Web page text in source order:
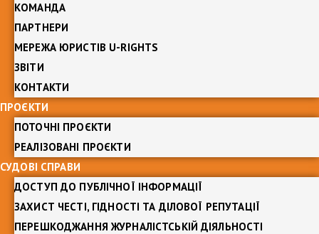
КОМАНДА
ПАРТНЕРИ
МЕРЕЖА ЮРИСТІВ U-RIGHTS
ЗВІТИ
КОНТАКТИ
ПРОЄКТИ
ПОТОЧНІ ПРОЄКТИ
РЕАЛІЗОВАНІ ПРОЄКТИ
СУДОВІ СПРАВИ
ДОСТУП ДО ПУБЛІЧНОЇ ІНФОРМАЦІЇ
ЗАХИСТ ЧЕСТІ, ГІДНОСТІ ТА ДІЛОВОЇ РЕПУТАЦІЇ
ПЕРЕШКОДЖАННЯ ЖУРНАЛІСТСЬКІЙ ДІЯЛЬНОСТІ